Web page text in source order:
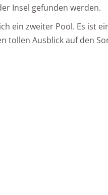
Insel gefunden werden.
ein zweiter Pool. Es ist
tollen Ausblick auf den